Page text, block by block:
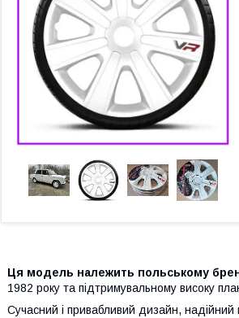
Ця модель належить польському
1982 року та підтримувальному високу
Сучасний і привабливий дизайн, надійний